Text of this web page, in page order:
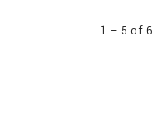
1 – 5 of 6